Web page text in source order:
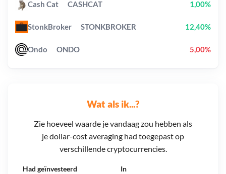
Wat als ik...?
Zie hoeveel waarde je vandaag zou hebben als
je dollar-cost averaging had toegepast op
verschillende cryptocurrencies.
Had geïnvesteerd In
Cash Cat CASHCAT 1,00%
StonkBroker STONKBROKER 12,40%
Ondo ONDO 5,00%